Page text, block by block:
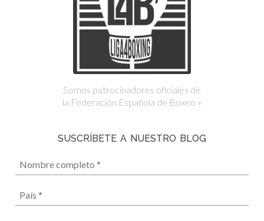
Somos patrocinadores oficiales de
la Federación Española de Boxeo »
SUSCRÍBETE A NUESTRO BLOG